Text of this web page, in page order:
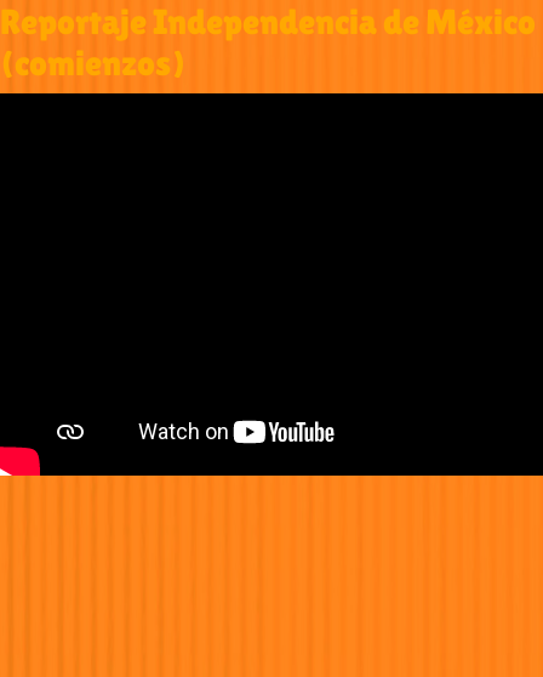
Reportaje Independencia de México
(comienzos)